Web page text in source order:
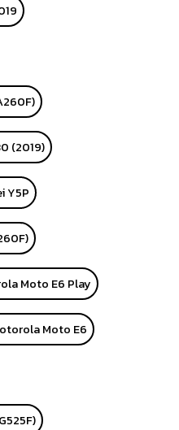
(2019)
Y5P
Moto E6 Play
Moto E6